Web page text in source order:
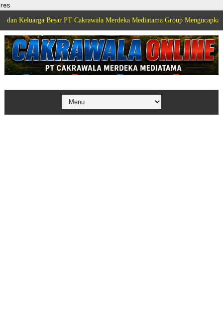
res
Besar PT Cakrawala Merdeka Mediatama Group Mengucapkan Selamat